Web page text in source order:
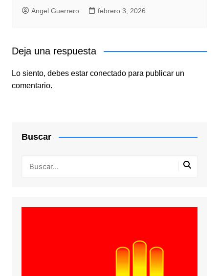
Angel Guerrero febrero 3, 2026
Deja una respuesta
Lo siento, debes estar conectadopara publicar un
comentario.
Buscar